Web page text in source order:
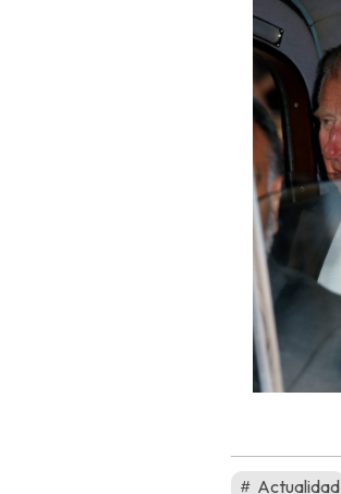
Actualidad